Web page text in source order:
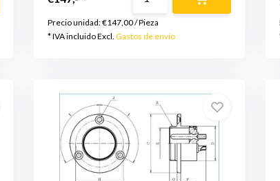
Precio unidad:€147,00/Pieza
* IVA incluido Excl. Gastos de envío